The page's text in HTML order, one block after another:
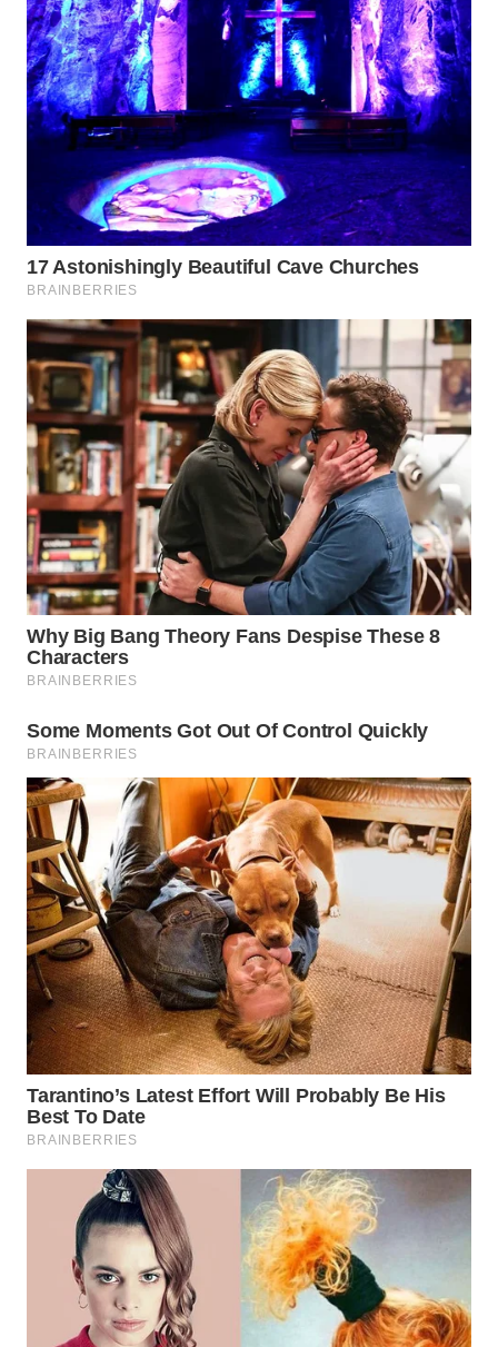
MADURA
WN
SURABAYA
WN
NATUNA
WN
BINTAN
WN
MANDALIKA
WN
LIKUPANG
WN
LABUANBAJO
WN
BORNEO
Wahana
Media
Group
WAHANA
NEWS
WAHANA
TANI
WAHANA
ADVOKAT
WAHANA
INFRASTRUKTUR
WAHANA
KONSUMEN
WAHANA
LISTRIK
WAHANA
TRAVEL
WAHANA
TV